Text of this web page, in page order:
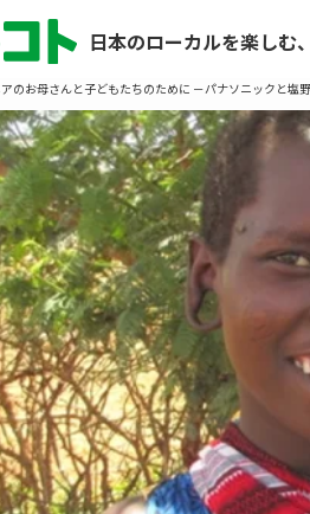
日本のローカルを楽しむ
のお母さんと子どもたちのために －パナソニックと塩